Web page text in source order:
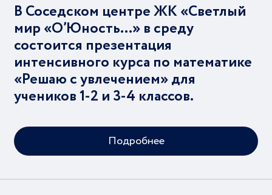
В Соседском центре ЖК «Светлый
мир «О’Юность…» в среду
состоится презентация
интенсивного курса по математике
«Решаю с увлечением» для
учеников 1-2 и 3-4 классов.
Подробнее